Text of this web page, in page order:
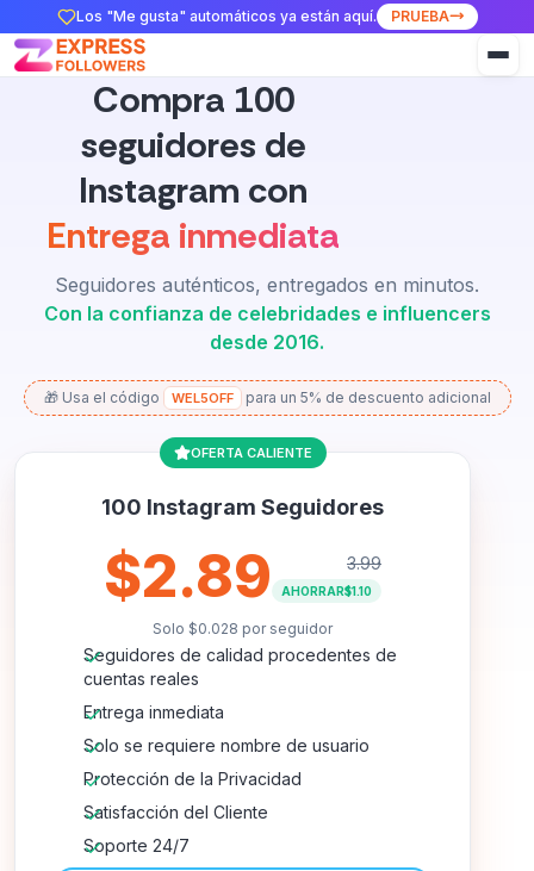
Los "Me gusta" automáticos ya están aquí. PRUEBA
Compra 100
seguidores de
Instagram con
Entrega inmediata
Seguidores auténticos, entregados en minutos.
Con la confianza de celebridades e influencers
desde 2016.
🎁 Usa el código WEL5OFF para un 5% de descuento adicional
OFERTA CALIENTE
100 Instagram Seguidores
$2.89 3.99
AHORRAR$1.10
Solo $0.028 por seguidor
Seguidores de calidad procedentes de
cuentas reales
Entrega inmediata
Solo se requiere nombre de usuario
Protección de la Privacidad
Satisfacción del Cliente
Soporte 24/7